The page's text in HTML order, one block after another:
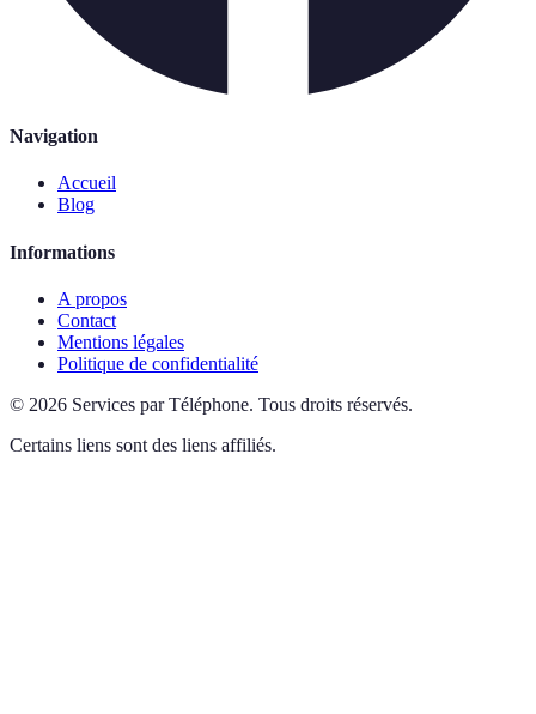
Navigation
Accueil
Blog
Informations
A propos
Contact
Mentions légales
Politique de confidentialité
© 2026 Services par Téléphone. Tous droits réservés.
Certains liens sont des liens affiliés.